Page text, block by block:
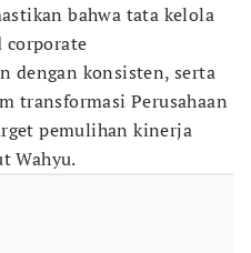
bahwa tata kelola
corporate
dengan konsisten, serta
transformasi Perusahaan
pemulihan kinerja
Wahyu.